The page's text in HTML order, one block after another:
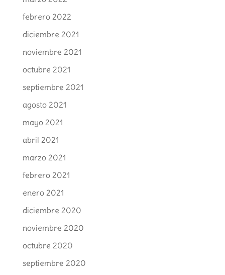
febrero 2022
diciembre 2021
noviembre 2021
octubre 2021
septiembre 2021
agosto 2021
mayo 2021
abril 2021
marzo 2021
febrero 2021
enero 2021
diciembre 2020
noviembre 2020
octubre 2020
septiembre 2020